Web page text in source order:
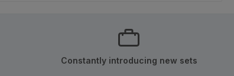
Constantly introducing new sets